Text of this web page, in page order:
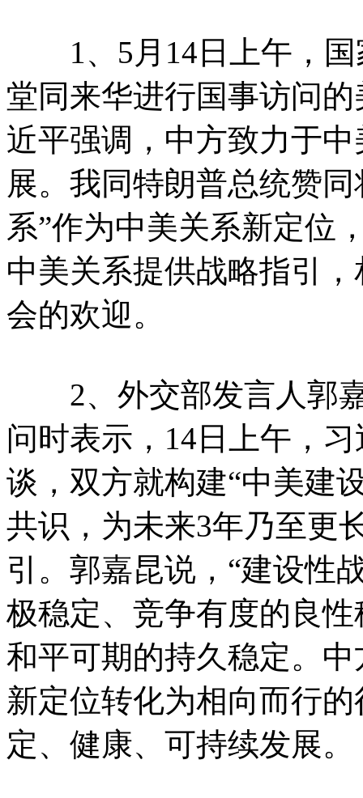
1、5月14日上午，国
堂同来华进行国事访问
近平强调，中方致力于
展。我同特朗普总统赞
系”作为中美关系新定位
中美关系提供战略指引
会的欢迎。
2、外交部发言人郭嘉
问时表示，14日上午，
谈，双方就构建“中美建
共识，为未来3年乃至更
引。郭嘉昆说，“建设性
极稳定、竞争有度的良
和平可期的持久稳定。
新定位转化为相向而行
定、健康、可持续发展。